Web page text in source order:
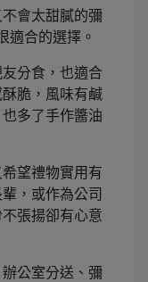
會太甜膩的彌
適合的選擇。
分食，也適合
脆，風味有鹹
多了手作醬油
望禮物實用有
，或作為公司
張揚卻有心意
公室分送、彌